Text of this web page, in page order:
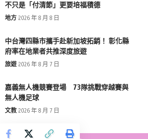
不只是「付清節」更要培福積德
地方 2026 年 8 月 8 日
中台灣四縣市攜手赴新加坡拓銷！ 彰化縣
府率在地業者共推深度旅遊
旅遊 2026 年 8 月 7 日
嘉義無人機競賽登場 73隊挑戰穿越賽與
無人機足球
文教 2026 年 8 月 7 日